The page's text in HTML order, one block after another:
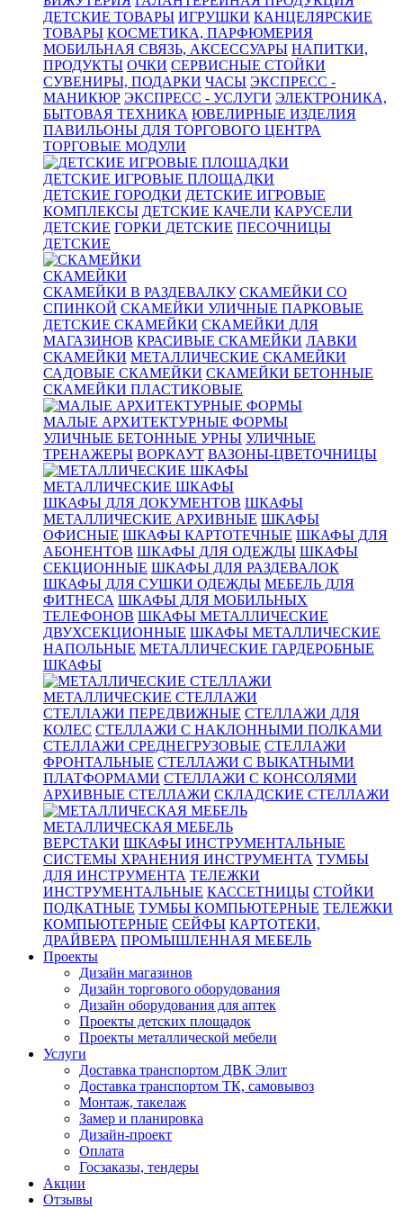
ДЕТСКИЕ ТОВАРЫ ИГРУШКИ КАНЦЕЛЯРСКИЕ
ТОВАРЫ КОСМЕТИКА, ПАРФЮМЕРИЯ
МОБИЛЬНАЯ СВЯЗЬ, АКСЕССУАРЫ НАПИТКИ,
ПРОДУКТЫ ОЧКИ СЕРВИСНЫЕ СТОЙКИ
СУВЕНИРЫ, ПОДАРКИ ЧАСЫ ЭКСПРЕСС -
МАНИКЮР ЭКСПРЕСС - УСЛУГИ ЭЛЕКТРОНИКА,
БЫТОВАЯ ТЕХНИКА ЮВЕЛИРНЫЕ ИЗДЕЛИЯ
ПАВИЛЬОНЫ ДЛЯ ТОРГОВОГО ЦЕНТРА
ТОРГОВЫЕ МОДУЛИ
ДЕТСКИЕ ИГРОВЫЕ ПЛОЩАДКИ
ДЕТСКИЕ ГОРОДКИ ДЕТСКИЕ ИГРОВЫЕ
КОМПЛЕКСЫ ДЕТСКИЕ КАЧЕЛИ КАРУСЕЛИ
ДЕТСКИЕ ГОРКИ ДЕТСКИЕ ПЕСОЧНИЦЫ
ДЕТСКИЕ
СКАМЕЙКИ
СКАМЕЙКИ В РАЗДЕВАЛКУ СКАМЕЙКИ СО
СПИНКОЙ СКАМЕЙКИ УЛИЧНЫЕ ПАРКОВЫЕ
ДЕТСКИЕ СКАМЕЙКИ СКАМЕЙКИ ДЛЯ
МАГАЗИНОВ КРАСИВЫЕ СКАМЕЙКИ ЛАВКИ
СКАМЕЙКИ МЕТАЛЛИЧЕСКИЕ СКАМЕЙКИ
САДОВЫЕ СКАМЕЙКИ СКАМЕЙКИ БЕТОННЫЕ
СКАМЕЙКИ ПЛАСТИКОВЫЕ
МАЛЫЕ АРХИТЕКТУРНЫЕ ФОРМЫ
УЛИЧНЫЕ БЕТОННЫЕ УРНЫ УЛИЧНЫЕ
ТРЕНАЖЕРЫ ВОРКАУТ ВАЗОНЫ-ЦВЕТОЧНИЦЫ
МЕТАЛЛИЧЕСКИЕ ШКАФЫ
ШКАФЫ ДЛЯ ДОКУМЕНТОВ ШКАФЫ
МЕТАЛЛИЧЕСКИЕ АРХИВНЫЕ ШКАФЫ
ОФИСНЫЕ ШКАФЫ КАРТОТЕЧНЫЕ ШКАФЫ ДЛЯ
АБОНЕНТОВ ШКАФЫ ДЛЯ ОДЕЖДЫ ШКАФЫ
СЕКЦИОННЫЕ ШКАФЫ ДЛЯ РАЗДЕВАЛОК
ШКАФЫ ДЛЯ СУШКИ ОДЕЖДЫ МЕБЕЛЬ ДЛЯ
ФИТНЕСА ШКАФЫ ДЛЯ МОБИЛЬНЫХ
ТЕЛЕФОНОВ ШКАФЫ МЕТАЛЛИЧЕСКИЕ
ДВУХСЕКЦИОННЫЕ ШКАФЫ МЕТАЛЛИЧЕСКИЕ
НАПОЛЬНЫЕ МЕТАЛЛИЧЕСКИЕ ГАРДЕРОБНЫЕ
ШКАФЫ
МЕТАЛЛИЧЕСКИЕ СТЕЛЛАЖИ
СТЕЛЛАЖИ ПЕРЕДВИЖНЫЕ СТЕЛЛАЖИ ДЛЯ
КОЛЕС СТЕЛЛАЖИ С НАКЛОННЫМИ ПОЛКАМИ
СТЕЛЛАЖИ СРЕДНЕГРУЗОВЫЕ СТЕЛЛАЖИ
ФРОНТАЛЬНЫЕ СТЕЛЛАЖИ С ВЫКАТНЫМИ
ПЛАТФОРМАМИ СТЕЛЛАЖИ С КОНСОЛЯМИ
АРХИВНЫЕ СТЕЛЛАЖИ СКЛАДСКИЕ СТЕЛЛАЖИ
МЕТАЛЛИЧЕСКАЯ МЕБЕЛЬ
ВЕРСТАКИ ШКАФЫ ИНСТРУМЕНТАЛЬНЫЕ
СИСТЕМЫ ХРАНЕНИЯ ИНСТРУМЕНТА ТУМБЫ
ДЛЯ ИНСТРУМЕНТА ТЕЛЕЖКИ
ИНСТРУМЕНТАЛЬНЫЕ КАССЕТНИЦЫ СТОЙКИ
ПОДКАТНЫЕ ТУМБЫ КОМПЬЮТЕРНЫЕ ТЕЛЕЖКИ
КОМПЬЮТЕРНЫЕ СЕЙФЫ КАРТОТЕКИ,
ДРАЙВЕРА ПРОМЫШЛЕННАЯ МЕБЕЛЬ
Проекты
Дизайн магазинов
Дизайн торгового оборудования
Дизайн оборудования для аптек
Проекты детских площадок
Проекты металлической мебели
Услуги
Доставка транспортом ДВК Элит
Доставка транспортом ТК, самовывоз
Монтаж, такелаж
Замер и планировка
Дизайн-проект
Оплата
Госзаказы, тендеры
Акции
Отзывы